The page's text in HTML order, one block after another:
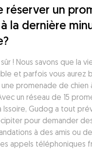
réserver un
la dernière
! Nous savons que la
et parfois vous aurez
promenade de chien
un réseau de 15
Issoire, Gudog a tout
pour demander
à des amis ou
appels téléphoniques